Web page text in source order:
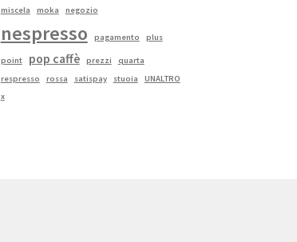
miscela
moka negozio
nespresso pagamento plus
point pop caffè prezzi
quarta
respresso
rossa satispay stuoia
UNALTRO
x